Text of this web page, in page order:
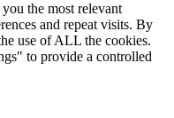
the most relevant
and repeat visits. By
use of ALL the cookies.
to provide a controlled